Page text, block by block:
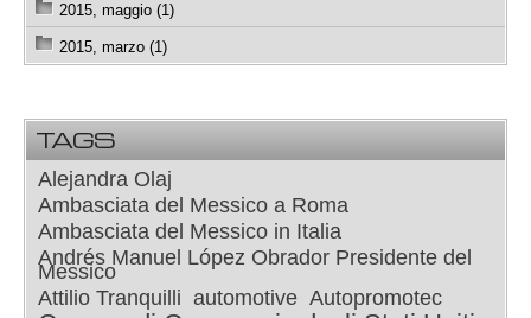
2015, maggio (1)
2015, marzo (1)
TAGS
Alejandra Olaj
Ambasciata del Messico a Roma
Ambasciata del Messico in Italia
Andrés Manuel López Obrador Presidente del
Messico
Attilio Tranquilli automotive Autopromotec